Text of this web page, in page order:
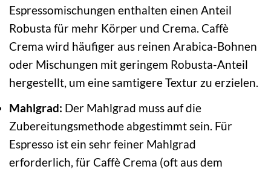
Espressomischungen enthalten einen Anteil
Robusta für mehr Körper und Crema. Caffè
Crema wird häufiger aus reinen Arabica-Bohnen
oder Mischungen mit geringem Robusta-Anteil
hergestellt, um eine samtigere Textur zu erzielen.
Mahlgrad: Der Mahlgrad muss auf die
Zubereitungsmethode abgestimmt sein. Für
Espresso ist ein sehr feiner Mahlgrad
erforderlich, für Caffè Crema (oft aus dem